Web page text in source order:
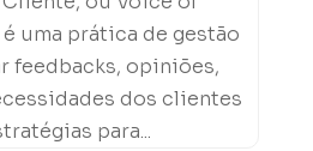
uma prática de gestão
feedbacks, opiniões,
dos clientes
para...